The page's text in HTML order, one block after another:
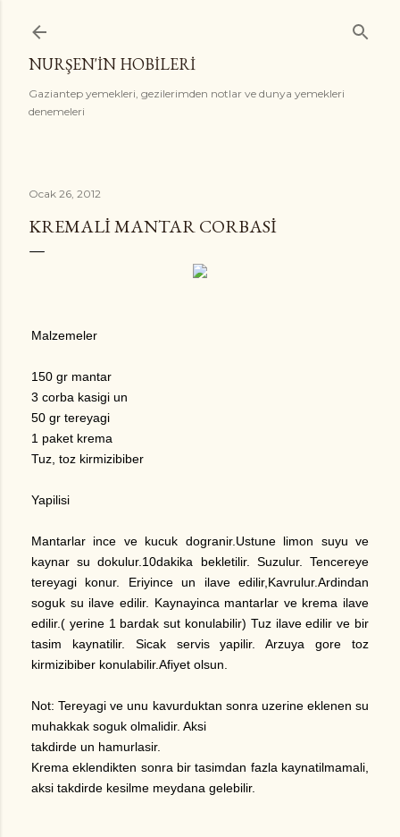
NURŞEN'İN HOBİLERİ
Gaziantep yemekleri, gezilerimden notlar ve dunya yemekleri
denemeleri
Ocak 26, 2012
KREMALI MANTAR CORBASI
Malzemeler
150 gr mantar
3 corba kasigi un
50 gr tereyagi
1 paket krema
Tuz, toz kirmizibiber
Yapilisi
Mantarlar ince ve kucuk dogranir.Ustune limon suyu ve
kaynar su dokulur.10dakika bekletilir. Suzulur. Tencereye
tereyagi konur. Eriyince un ilave edilir,Kavrulur.Ardindan
soguk su ilave edilir. Kaynayinca mantarlar ve krema ilave
edilir.( yerine 1 bardak sut konulabilir) Tuz ilave edilir ve bir
tasim kaynatilir. Sicak servis yapilir. Arzuya gore toz
kirmizibiber konulabilir.Afiyet olsun.
Not: Tereyagi ve unu kavurduktan sonra uzerine eklenen su
muhakkak soguk olmalidir. Aksi
takdirde un hamurlasir.
Krema eklendikten sonra bir tasimdan fazla kaynatilmamali,
aksi takdirde kesilme meydana gelebilir.